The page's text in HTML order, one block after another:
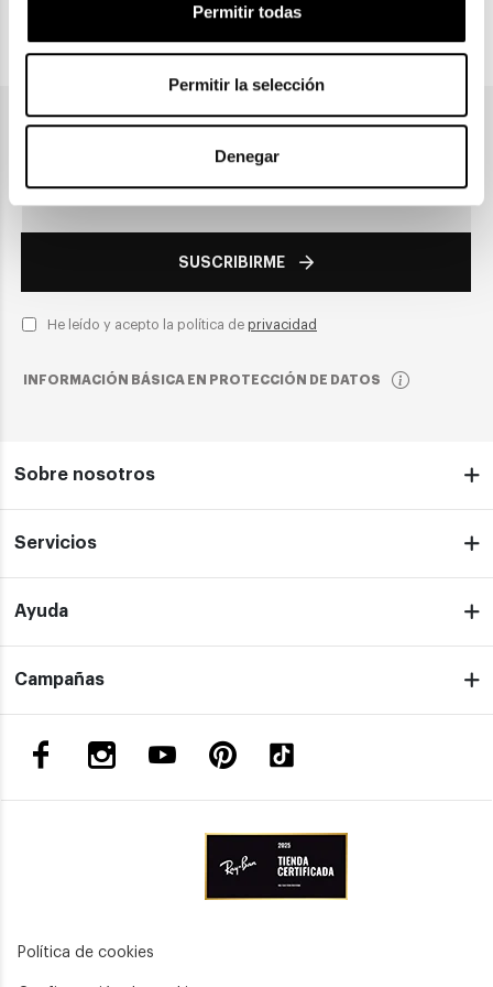
Permitir todas
Permitir la selección
Denegar
PAGO SEGURO
Únete a nuestra newsletter
SUSCRIBIRME
He leído y acepto la política de privacidad
INFORMACIÓN BÁSICA EN PROTECCIÓN DE DATOS
Sobre nosotros
Servicios
Ayuda
Campañas
Política de cookies